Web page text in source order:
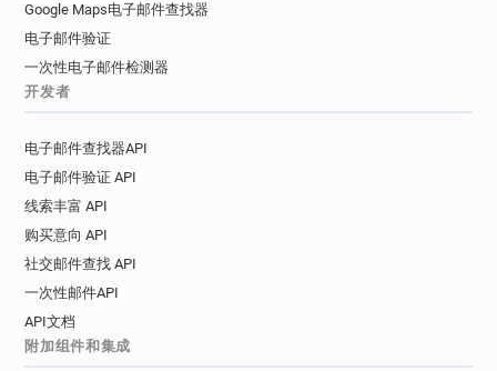
Google Maps电子邮件查找器
电子邮件验证
一次性电子邮件检测器
开发者
电子邮件查找器API
电子邮件验证 API
线索丰富 API
购买意向 API
社交邮件查找 API
一次性邮件API
API文档
附加组件和集成